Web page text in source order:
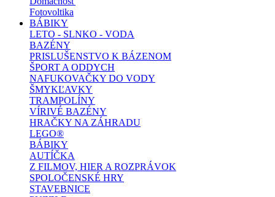
Fotovoltika
BÁBIKY
LETO - SLNKO - VODA
BAZÉNY
PRISLUŠENSTVO K BÁZENOM
ŠPORT A ODDYCH
NAFUKOVAČKY DO VODY
ŠMYKĽAVKY
TRAMPOLÍNY
VÍRIVÉ BAZÉNY
HRAČKY NA ZÁHRADU
LEGO®
BÁBIKY
AUTÍČKA
Z FILMOV, HIER A ROZPRÁVOK
SPOLOČENSKÉ HRY
STAVEBNICE